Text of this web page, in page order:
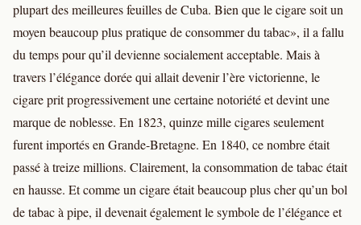
plupart des meilleures feuilles de Cuba. Bien que le cigare soit un
moyen beaucoup plus pratique de consommer du tabac», il a fallu
du temps pour qu’il devienne socialement acceptable. Mais à
travers l’élégance dorée qui allait devenir l’ère victorienne, le
cigare prit progressivement une certaine notoriété et devint une
marque de noblesse. En 1823, quinze mille cigares seulement
furent importés en Grande-Bretagne. En 1840, ce nombre était
passé à treize millions. Clairement, la consommation de tabac était
en hausse. Et comme un cigare était beaucoup plus cher qu’un bol
de tabac à pipe, il devenait également le symbole de l’élégance et